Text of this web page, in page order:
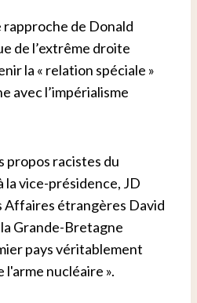
de Donald
de l’extrême droite
la « relation spéciale »
avec l’impérialisme
propos racistes du
la vice-présidence, JD
Affaires étrangères David
Grande-Bretagne
pays véritablement
l'arme nucléaire ».